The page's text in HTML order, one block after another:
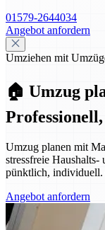
01579-2644034
Angebot anfordern
Umziehen mit
🏠 Umzug
Umzug planen mit
stressfreie Haushalts-
pünktlich, individuell.
Angebot anfordern